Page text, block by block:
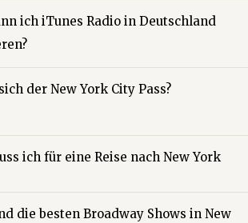
ich iTunes Radio in Deutschland
der New York City Pass?
ich für eine Reise nach New York
die besten Broadway Shows in New